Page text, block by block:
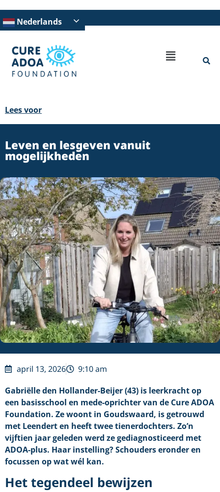
Nederlands
Lees voor
Leven en lesgeven vanuit
mogelijkheden
april 13, 2026
9:10 am
Gabriëlle den Hollander-Beijer (43) is leerkracht op
een basisschool en mede-oprichter van de Cure ADOA
Foundation. Ze woont in Goudswaard, is getrouwd
met Leendert en heeft twee tienerdochters. Zo’n
vijftien jaar geleden werd ze gediagnosticeerd met
ADOA-plus. Haar instelling? Schouders eronder en
focussen op wat wél kan.
Het tegendeel bewijzen